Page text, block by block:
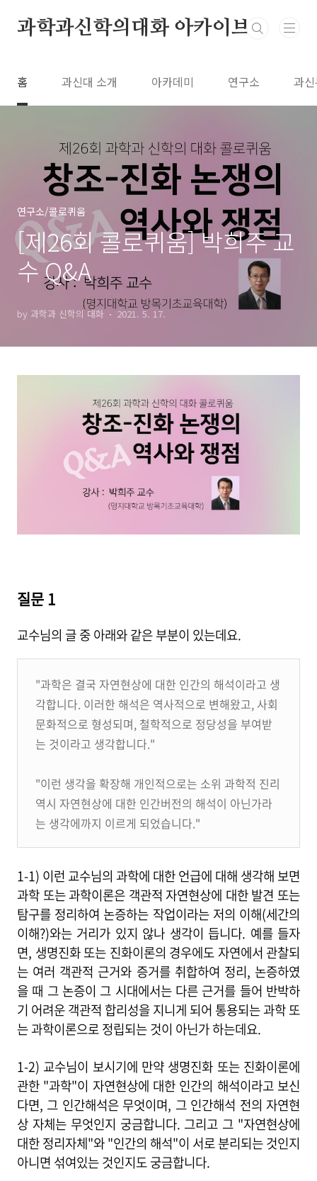
과학과신학의대화 아카이브
홈 과신대 소개 아카데미 연구소 과
연구소/콜로퀴움
[제26회 콜로퀴움] 박희주 교
수 Q&A
by 과학과 신학의 대화 2021. 5. 17.
질문 1
교수님의 글 중 아래와 같은 부분이 있는데요.
"과학은 결국 자연현상에 대한 인간의 해석이라고 생
각합니다. 이러한 해석은 역사적으로 변해왔고, 사회
문화적으로 형성되며, 철학적으로 정당성을 부여받
는 것이라고 생각합니다."
"이런 생각을 확장해 개인적으로는 소위 과학적 진리
역시 자연현상에 대한 인간버전의 해석이 아닌가라
는 생각에까지 이르게 되었습니다."
1-1) 이런 교수님의 과학에 대한 언급에 대해 생각해 보면
과학 또는 과학이론은 객관적 자연현상에 대한 발견 또는
탐구를 정리하여 논증하는 작업이라는 저의 이해(세간의
이해?)와는 거리가 있지 않나 생각이 듭니다. 예를 들자
면, 생명진화 또는 진화이론의 경우에도 자연에서 관찰되
는 여러 객관적 근거와 증거를 취합하여 정리, 논증하였
을 때 그 논증이 그 시대에서는 다른 근거를 들어 반박하
기 어려운 객관적 합리성을 지니게 되어 통용되는 과학 또
는 과학이론으로 정립되는 것이 아닌가 하는데요.
1-2) 교수님이 보시기에 만약 생명진화 또는 진화이론에
관한 "과학"이 자연현상에 대한 인간의 해석이라고 보신
다면, 그 인간해석은 무엇이며, 그 인간해석 전의 자연현
상 자체는 무엇인지 궁금합니다. 그리고 그 "자연현상에
대한 정리자체"와 "인간의 해석"이 서로 분리되는 것인지
아니면 섞여있는 것인지도 궁금합니다.